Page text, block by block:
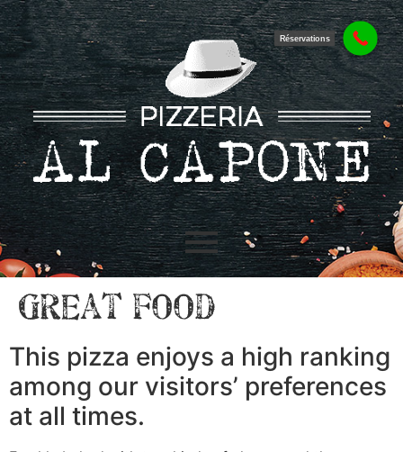
Great food
This pizza enjoys a high ranking
among our visitors’ preferences
at all times.
Réservations